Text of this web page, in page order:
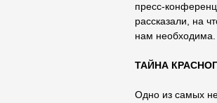
пресс-
рассказали, на
нам необходима.
ТАЙНА
Одно из самых